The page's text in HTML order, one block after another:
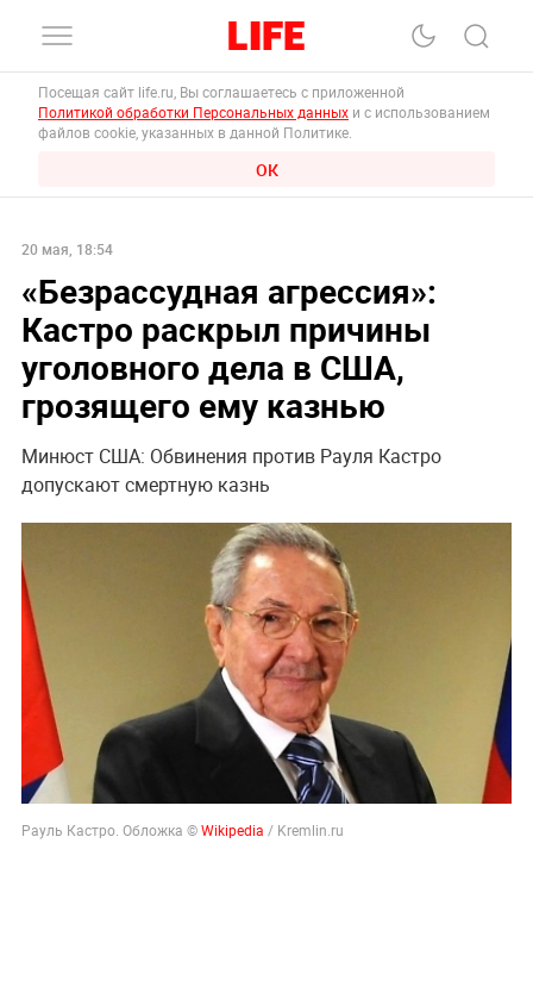
Посещая сайт life.ru, Вы соглашаетесь с приложенной
Политикой обработки Персональных данных и с использованием
файлов cookie, указанных в данной Политике.
ОК
20 мая, 18:54
«Безрассудная агрессия»:
Кастро раскрыл причины
уголовного дела в США,
грозящего ему казнью
Минюст США: Обвинения против Рауля Кастро
допускают смертную казнь
Рауль Кастро. Обложка ©Wikipedia / Kremlin.ru